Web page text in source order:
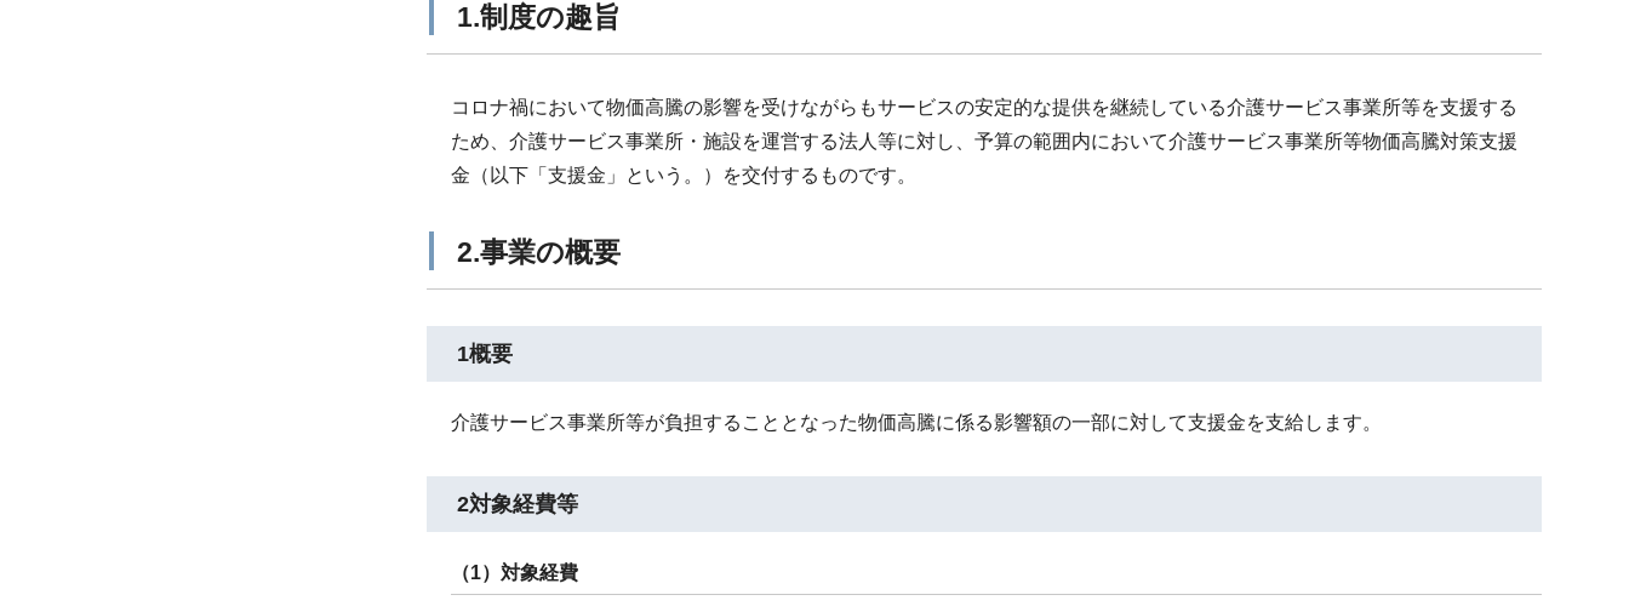
1.制度の趣旨
コロナ禍において物価高騰の影響を受けながらもサービスの安定的な提供を継続している介護サービス事業所等を支援する
ため、介護サービス事業所・施設を運営する法人等に対し、予算の範囲内において介護サービス事業所等物価高騰対策支援
金（以下「支援金」という。）を交付するものです。
2.事業の概要
1概要
介護サービス事業所等が負担することとなった物価高騰に係る影響額の一部に対して支援金を支給します。
2対象経費等
（1）対象経費